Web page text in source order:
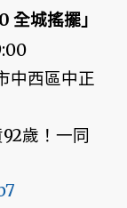
城搖擺」
中西區中正
歲！一同